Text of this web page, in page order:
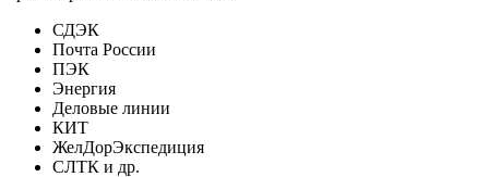
СДЭК
Почта России
ПЭК
Энергия
Деловые линии
КИТ
ЖелДорЭкспедиция
СЛТК и др.